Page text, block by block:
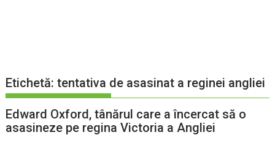
Etichetă:tentativa de asasinat a reginei angliei
Edward Oxford, tânărul care a încercat să o
asasineze pe regina Victoria a Angliei